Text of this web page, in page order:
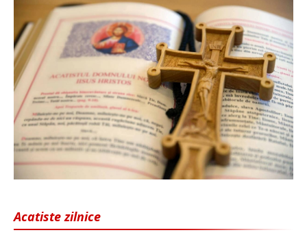
Acatiste zilnice